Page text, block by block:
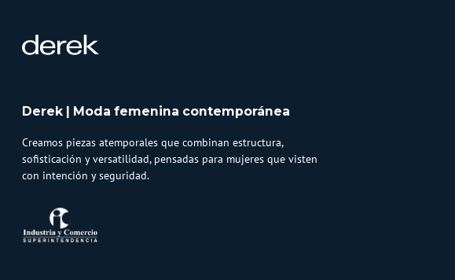
Derek | Moda femenina contemporánea
Creamos piezas atemporales que combinan estructura,
sofisticación y versatilidad, pensadas para mujeres que visten
con intención y seguridad.